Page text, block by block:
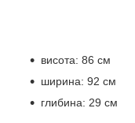
висота: 86 см
ширина: 92 см
глибина: 29 см